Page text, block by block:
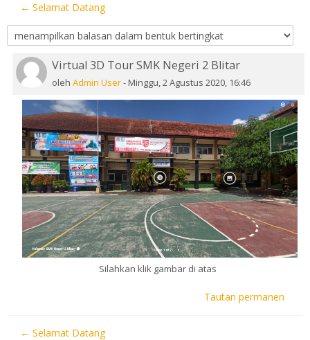
← Selamat Datang
Virtual 3D Tour SMK Negeri 2 Blitar
oleh Admin User- Minggu, 2 Agustus 2020, 16:46
Jumlah balasan: 0
Silahkan klik gambar di atas
Tautan permanen
← Selamat Datang